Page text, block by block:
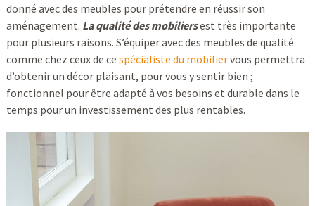
donné avec des meubles pour prétendre en réussir son
aménagement. La qualité des mobiliersest très importante
pour plusieurs raisons. S’équiper avec des meubles de qualité
comme chez ceux de ce spécialiste du mobiliervous permettra
d’obtenir un décor plaisant, pour vous y sentir bien ;
fonctionnel pour être adapté à vos besoins et durable dans le
temps pour un investissement des plus rentables.